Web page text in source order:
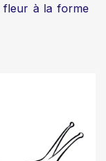
fleur à la forme